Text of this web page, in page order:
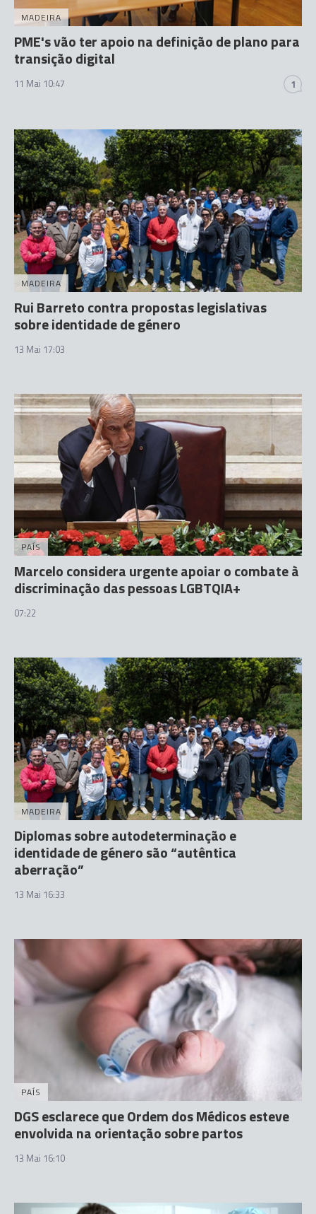
MADEIRA
PME's vão ter apoio na definição de plano para
transição digital
11 Mai 10:47 1
MADEIRA
Rui Barreto contra propostas legislativas
sobre identidade de género
13 Mai 17:03
PAÍS
Marcelo considera urgente apoiar o combate à
discriminação das pessoas LGBTQIA+
07:22
MADEIRA
Diplomas sobre autodeterminação e
identidade de género são “autêntica
aberração”
13 Mai 16:33
PAÍS
DGS esclarece que Ordem dos Médicos esteve
envolvida na orientação sobre partos
13 Mai 16:10